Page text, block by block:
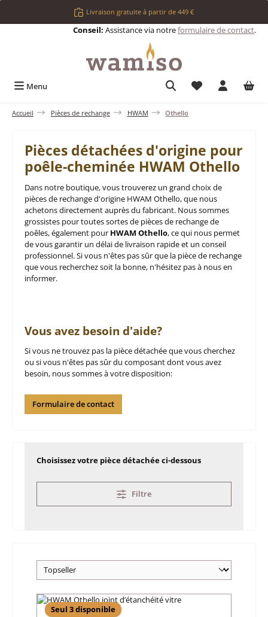
Passer au contenu principalLivraison gratuite à partir de 449 €
Conseil: Assistance via notreformulaire de contact.
Menu Vous avez 0
Accueil Pièces de rechange HWAM Othello
Pièces détachées d'origine pour
poêle-cheminée HWAM Othello
Dans notre boutique, vous trouverez un grand choix de
pièces de rechange d'origine HWAM Othello, que nous
achetons directement auprès du fabricant. Nous sommes
grossistes pour toutes sortes de pièces de rechange de
poêles, également pour HWAM Othello, ce qui nous permet
de vous garantir un délai de livraison rapide et un conseil
professionnel. Si vous n'êtes pas sûr que la pièce de rechange
que vous recherchez soit la bonne, n'hésitez pas à nous en
informer.
Vous avez besoin d'aide?
Si vous ne trouvez pas la pièce détachée que vous cherchez
ou si vous n'êtes pas sûr du composant dont vous avez
besoin, nous sommes à votre disposition:
Formulaire de contact
Choisissez votre pièce détachée ci-dessous
Filtre
Seul 3 disponible